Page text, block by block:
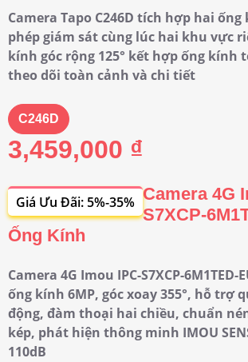
Camera Tapo C246D tích hợp hai ống
phép giám sát cùng lúc hai khu vực
kính góc rộng 125° kết hợp ống kính
theo dõi toàn cảnh và chi tiết
C246D
3,459,000 ₫
Giá Ưu Đãi: 5%-35% Camera 4G
S7XCP-
Ống Kính
Camera 4G Imou IPC-S7XCP-
ống kính 6MP, góc xoay 355°, hỗ trợ
động, đàm thoại hai chiều, chuẩn
kép, phát hiện thông minh IMOU
110dB